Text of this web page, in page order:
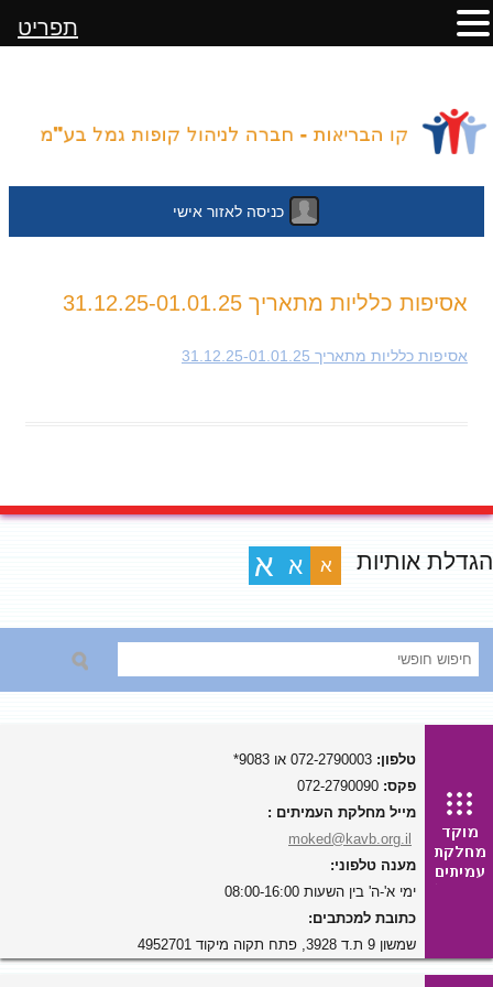
כניסה לאזור אישי
לתוכן אסיפות כלליות מתאריך 31.12.25-01.01.25
אסיפות כלליות מתאריך 31.12.25-01.01.25
הגדלת אותיות א א א
טלפון:
פקס:
מייל מחלקת העמיתים :
moked@kavb.org.il
מענה טלפוני:
ימי א'-ה' בין השעות 08:00-16:00
כתובת למכתבים:
שמשון 9 ת.ד 3928, פתח תקוה מיקוד 4952701
תפריט